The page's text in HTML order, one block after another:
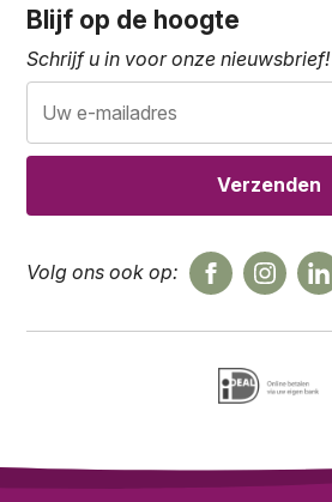
Blijf op de hoogte
Schrijf u in voor onze nieuwsbrief!
Volg ons ook op: